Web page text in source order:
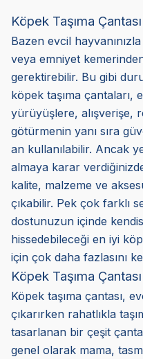
Köpek Taşıma Çantası
Bazen evcil
veya emniyet
gerektirebilir. Bu gibi
köpek taşıma
yürüyüşlere, alışverişe,
götürmenin yanı sıra
an kullanılabilir. Ancak
almaya karar
kalite, malzeme ve
çıkabilir. Pek çok farklı
dostunuzun içinde
hissedebileceği en iyi
için çok daha fazlasını
Köpek Taşıma
Köpek taşıma çantası,
çıkarırken rahatlıkla
tasarlanan bir çeşit
genel olarak mama,